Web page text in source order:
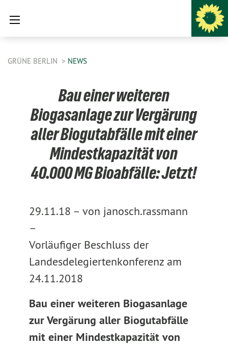
GRÜNE BERLIN NEWS
Bau einer weiteren
Biogasanlage zur Vergärung
aller Biogutabfälle mit einer
Mindestkapazität von
40.000 MG Bioabfälle: Jetzt!
29.11.18 – von janosch.rassmann
–
Vorläufiger Beschluss der
Landesdelegiertenkonferenz am
24.11.2018
Bau einer weiteren Biogasanlage
zur Vergärung aller Biogutabfälle
mit einer Mindestkapazität von